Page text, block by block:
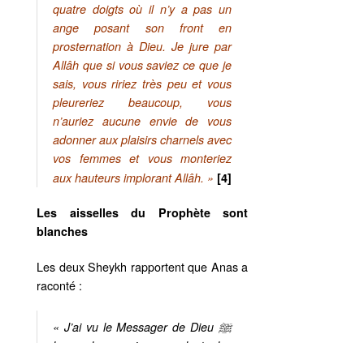
quatre doigts où il n’y a pas un
ange posant son front en
prosternation à Dieu. Je jure par
Allâh que si vous saviez ce que je
sais, vous ririez très peu et vous
pleureriez beaucoup, vous
n’auriez aucune envie de vous
adonner aux plaisirs charnels avec
vos femmes et vous monteriez
aux hauteurs implorant Allâh. » [4]
Les aisselles du Prophète sont
blanches
Les deux Sheykh rapportent que Anas a
raconté :
« J’ai vu le Messager de Dieu ﷺ